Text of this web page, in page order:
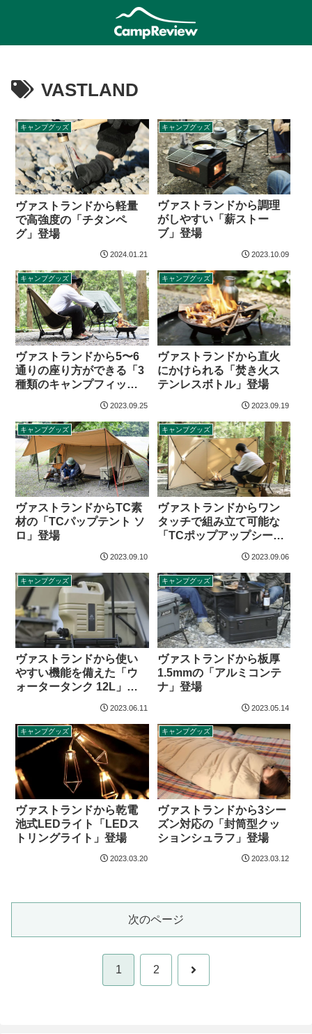
VASTLAND
キャンプグッズ
ヴァストランドから軽量
で高強度の「チタンペ
グ」登場
2024.01.21
キャンプグッズ
ヴァストランドから調理
がしやすい「薪ストー
ブ」登場
2023.10.09
キャンプグッズ
ヴァストランドから5〜6
通りの座り方ができる「3
種類のキャンプフィット
2023.09.25
キャンプグッズ
ヴァストランドから直火
にかけられる「焚き火ス
テンレスボトル」登場
2023.09.19
キャンプグッズ
ヴァストランドからTC素
材の「TCパップテント ソ
ロ」登場
2023.09.10
キャンプグッズ
ヴァストランドからワン
タッチで組み立て可能な
「TCポップアップシール
2023.09.06
キャンプグッズ
ヴァストランドから使い
やすい機能を備えた「ウ
ォータータンク 12L」登
2023.06.11
キャンプグッズ
ヴァストランドから板厚
1.5mmの「アルミコンテ
ナ」登場
2023.05.14
キャンプグッズ
ヴァストランドから乾電
池式LEDライト「LEDス
トリングライト」登場
2023.03.20
キャンプグッズ
ヴァストランドから3シー
ズン対応の「封筒型クッ
ションシュラフ」登場
2023.03.12
次のページ
1 2 次